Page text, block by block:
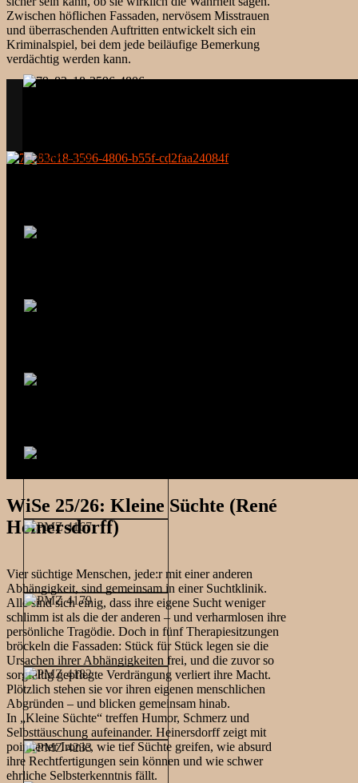
Zwischen höflichen Fassaden, nervösem Misstrauen
und überraschenden Auftritten entwickelt sich ein
Kriminalspiel, bei dem jede beiläufige Bemerkung
verdächtig werden kann.
WiSe 25/26: Kleine Süchte (René
Heinersdorff)
Vier süchtige Menschen, jede:r mit einer anderen
Abhängigkeit, sind gemeinsam in einer Suchtklinik.
Alle sind sich einig, dass ihre eigene Sucht weniger
schlimm ist als die der anderen – und verharmlosen ihre
persönliche Tragödie. Doch in fünf Therapiesitzungen
bröckeln die Fassaden: Stück für Stück legen sie die
Ursachen ihrer Abhängigkeiten frei, und die zuvor so
sorgfältig gepflegte Verdrängung verliert ihre Macht.
Plötzlich stehen sie vor ihren eigenen menschlichen
Abgründen – und blicken gemeinsam hinab.
In „Kleine Süchte“ treffen Humor, Schmerz und
Selbsttäuschung aufeinander. Heinersdorff zeigt mit
pointierter Ironie, wie tief Süchte greifen, wie absurd
ihre Rechtfertigungen sein können und wie schwer
ehrliche Selbsterkenntnis fällt.